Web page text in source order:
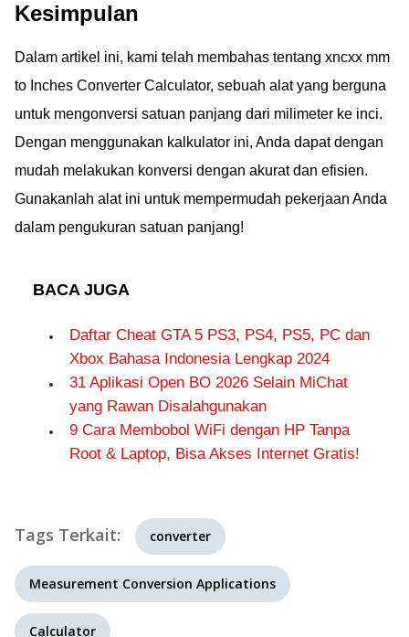
Kesimpulan
Dalam artikel ini, kami telah membahas tentang xncxx mm
to Inches Converter Calculator, sebuah alat yang berguna
untuk mengonversi satuan panjang dari milimeter ke inci.
Dengan menggunakan kalkulator ini, Anda dapat dengan
mudah melakukan konversi dengan akurat dan efisien.
Gunakanlah alat ini untuk mempermudah pekerjaan Anda
dalam pengukuran satuan panjang!
BACA JUGA
Daftar Cheat GTA 5 PS3, PS4, PS5, PC dan
Xbox Bahasa Indonesia Lengkap 2024
31 Aplikasi Open BO 2026 Selain MiChat
yang Rawan Disalahgunakan
9 Cara Membobol WiFi dengan HP Tanpa
Root & Laptop, Bisa Akses Internet Gratis!
Tags Terkait: converter
Measurement Conversion Applications
Calculator